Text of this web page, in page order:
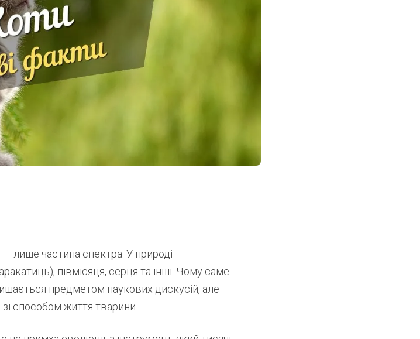
— лише частина спектра. У природі
півмісяця, серця та інші. Чому саме
предметом наукових дискусій, але
зі способом життя тварини.